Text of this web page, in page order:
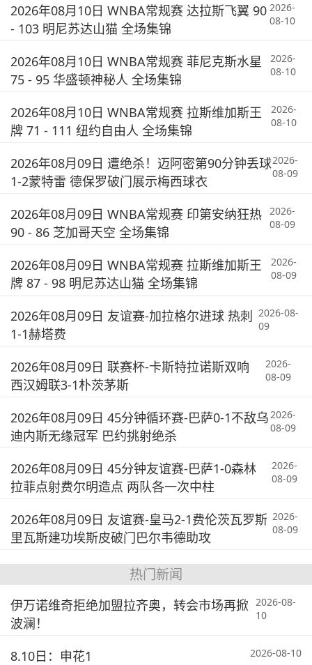
2026年08月10日 WNBA常规赛 达拉斯飞翼 90
- 103 明尼苏达山猫 全场集锦
2026-
08-10
2026年08月10日 WNBA常规赛 菲尼克斯水星
75 - 95 华盛顿神秘人 全场集锦
2026-
08-10
2026年08月10日 WNBA常规赛 拉斯维加斯王
牌 71 - 111 纽约自由人 全场集锦
2026-
08-10
2026年08月09日 遭绝杀！迈阿密第90分钟丢球
1-2蒙特雷 德保罗破门展示梅西球衣
2026-
08-09
2026年08月09日 WNBA常规赛 印第安纳狂热
90 - 86 芝加哥天空 全场集锦
2026-
08-09
2026年08月09日 WNBA常规赛 拉斯维加斯王
牌 87 - 98 明尼苏达山猫 全场集锦
2026-
08-09
2026年08月09日 友谊赛-加拉格尔进球 热刺
1-1赫塔费
2026-08-
09
2026年08月09日 联赛杯-卡斯特拉诺斯双响
西汉姆联3-1朴茨茅斯
2026-
08-09
2026年08月09日 45分钟循环赛-巴萨0-1不敌乌
迪内斯无缘冠军 巴约挑射绝杀
2026-
08-09
2026年08月09日 45分钟友谊赛-巴萨1-0森林
拉菲点射费尔明造点 两队各一次中柱
2026-
08-09
2026年08月09日 友谊赛-皇马2-1费伦茨瓦罗斯
里瓦斯建功埃斯皮破门巴尔韦德助攻
2026-
08-09
热门新闻
伊万诺维奇拒绝加盟拉齐奥，转会市场再掀
波澜！
2026-08-
10
8.10日：申花1 2026-08-10